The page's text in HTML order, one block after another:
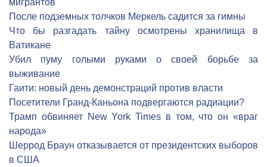
мигрантов
После подземных толчков Меркель садится за гимны
Что бы разгадать тайну осмотрены хранилища в
Ватикане
Убил пуму голыми руками о своей борьбе за
выживание
Гаити: новый день демонстраций против власти
Посетители Гранд-Каньона подвергаются радиации?
Трамп обвиняет New York Times в том, что он «враг
народа»
Шеррод Браун отказывается от президентских выборов
в США